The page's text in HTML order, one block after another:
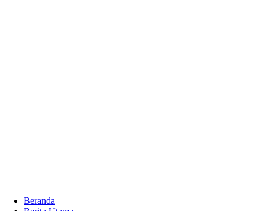
Beranda